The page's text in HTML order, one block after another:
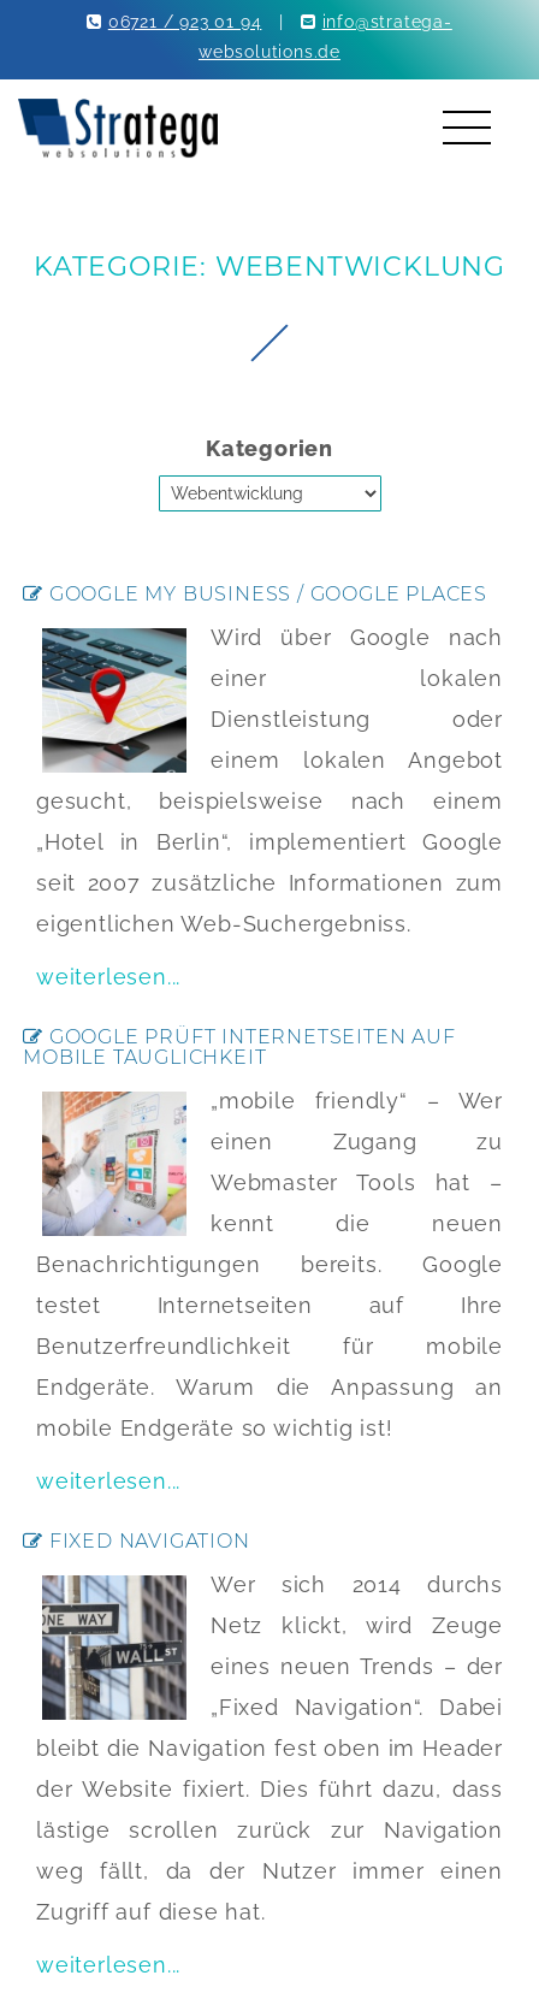
06721 / 923 01 94
info@stratega-
websolutions.de
KATEGORIE: WEBENTWICKLUNG
Kategorien
GOOGLE MY BUSINESS / GOOGLE PLACES
Wird über Google nach
einer lokalen
Dienstleistung oder
einem lokalen Angebot
gesucht, beispielsweise nach einem
„Hotel in Berlin“, implementiert Google
seit 2007 zusätzliche Informationen zum
eigentlichen Web-Suchergebniss.
weiterlesen...
GOOGLE PRÜFT INTERNETSEITEN AUF
MOBILE TAUGLICHKEIT
„mobile friendly“ – Wer
einen Zugang zu
Webmaster Tools hat –
kennt die neuen
Benachrichtigungen bereits. Google
testet Internetseiten auf Ihre
Benutzerfreundlichkeit für mobile
Endgeräte. Warum die Anpassung an
mobile Endgeräte so wichtig ist!
weiterlesen...
FIXED NAVIGATION
Wer sich 2014 durchs
Netz klickt, wird Zeuge
eines neuen Trends – der
„Fixed Navigation“. Dabei
bleibt die Navigation fest oben im Header
der Website fixiert. Dies führt dazu, dass
lästige scrollen zurück zur Navigation
weg fällt, da der Nutzer immer einen
Zugriff auf diese hat.
weiterlesen...